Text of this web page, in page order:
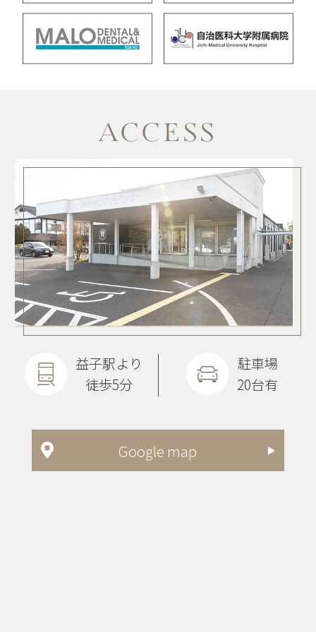
Google map
ACCESS
益子駅より
徒歩5分
駐車場
20台有